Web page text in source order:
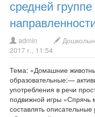
средней
admin
2017 г., 11:54
Тема: «Домашние
образовательные:—
употребления в речи
подвижной игры «Спрячь
составлять